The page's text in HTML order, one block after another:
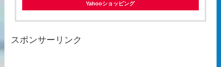
Yahooショッピング
スポンサーリンク